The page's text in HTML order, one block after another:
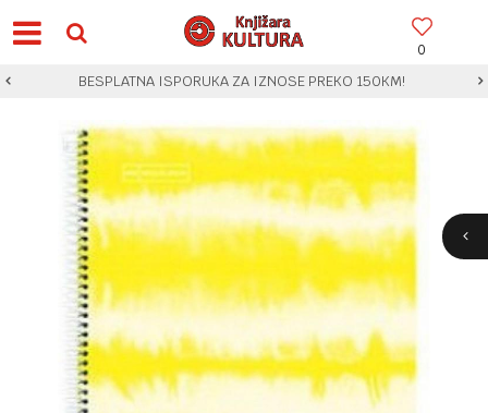
0
BESPLATNA ISPORUKA ZA IZNOSE PREKO 150KM!